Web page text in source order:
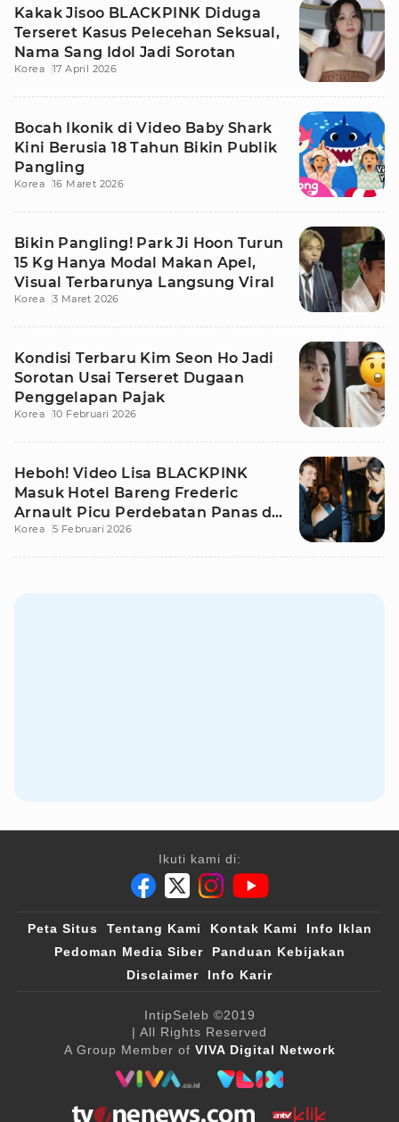
Kakak Jisoo BLACKPINK Diduga
Terseret Kasus Pelecehan Seksual,
Nama Sang Idol Jadi Sorotan
Korea 17 April 2026
Bocah Ikonik di Video Baby Shark
Kini Berusia 18 Tahun Bikin Publik
Pangling
Korea 16 Maret 2026
Bikin Pangling! Park Ji Hoon Turun
15 Kg Hanya Modal Makan Apel,
Visual Terbarunya Langsung Viral
Korea 3 Maret 2026
Kondisi Terbaru Kim Seon Ho Jadi
Sorotan Usai Terseret Dugaan
Penggelapan Pajak
Korea 10 Februari 2026
Heboh! Video Lisa BLACKPINK
Masuk Hotel Bareng Frederic
Arnault Picu Perdebatan Panas di
Medsos
Korea 5 Februari 2026
Ikuti kami di:
Peta Situs Tentang Kami Kontak Kami
Info Iklan
Pedoman Media Siber
Panduan Kebijakan
Disclaimer
Info Karir
IntipSeleb ©2019
| All Rights Reserved
A Group Member of VIVA Digital Network